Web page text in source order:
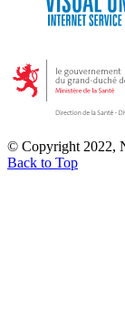
© Copyright 2022,
Back to Top